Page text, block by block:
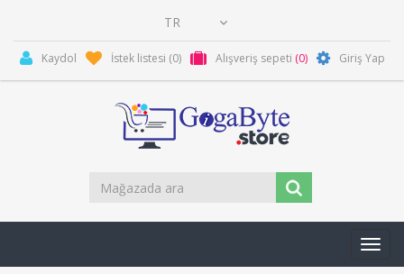
Kaydol İstek listesi (0) Alışveriş sepeti (0) Giriş Yap